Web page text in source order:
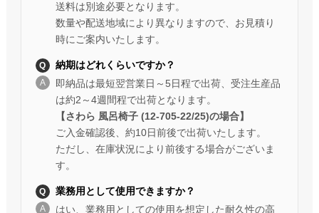
送料は別途必要となります。
数量や配送地域により異なりますので、お見積り
時にご案内いたします。
納期はどれくらいですか？
即納品は最短翌営業日～5日程で出荷、受注生産品
は約2～4週間程で出荷となります。
【さわら 風呂椅子 (12-705-22/25)の場合】
ご入金確認後、約10日前後で出荷いたします。
ただし、在庫状況により前後する場合がございま
す。
業務用として使用できますか？
はい、業務用としての使用を想定した耐久性の高